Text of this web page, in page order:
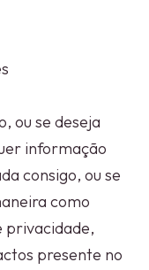
ou se deseja
informação
consigo, ou se
como
privacidade,
presente no